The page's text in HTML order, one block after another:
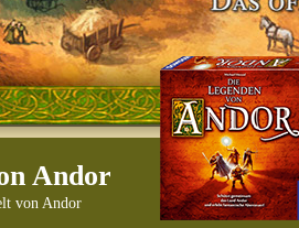
Andor
von Andor